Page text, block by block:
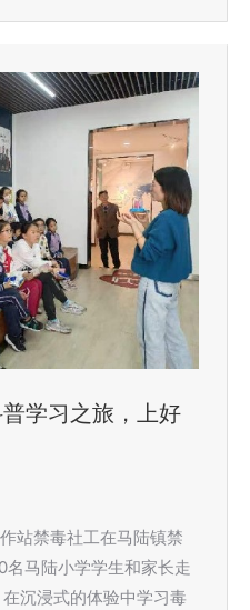
普学习之旅，上好
站禁毒社工在马陆镇禁
马陆小学学生和家长走
沉浸式的体验中学习毒